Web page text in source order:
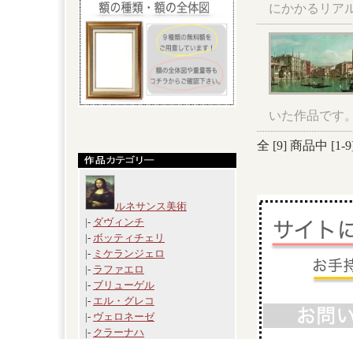
ルネサンス美術
|- ダヴィンチ
|- ボッティチェリ
|- ミケランジェロ
|- ラファエロ
|- ブリューゲル
|- エル・グレコ
|- ヴェロネーゼ
|- クラーナハ
にかかるリア
いた作品です
全 [9] 商品中 [1-9